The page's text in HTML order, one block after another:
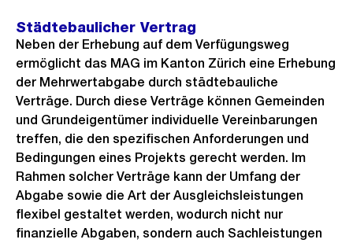
Städtebaulicher Vertrag
Neben der Erhebung auf dem Verfügungsweg
ermöglicht das MAG im Kanton Zürich eine Erhebung
der Mehrwertabgabe durch städtebauliche
Verträge. Durch diese Verträge können Gemeinden
und Grundeigentümer individuelle Vereinbarungen
treffen, die den spezifischen Anforderungen und
Bedingungen eines Projekts gerecht werden. Im
Rahmen solcher Verträge kann der Umfang der
Abgabe sowie die Art der Ausgleichsleistungen
flexibel gestaltet werden, wodurch nicht nur
finanzielle Abgaben, sondern auch Sachleistungen